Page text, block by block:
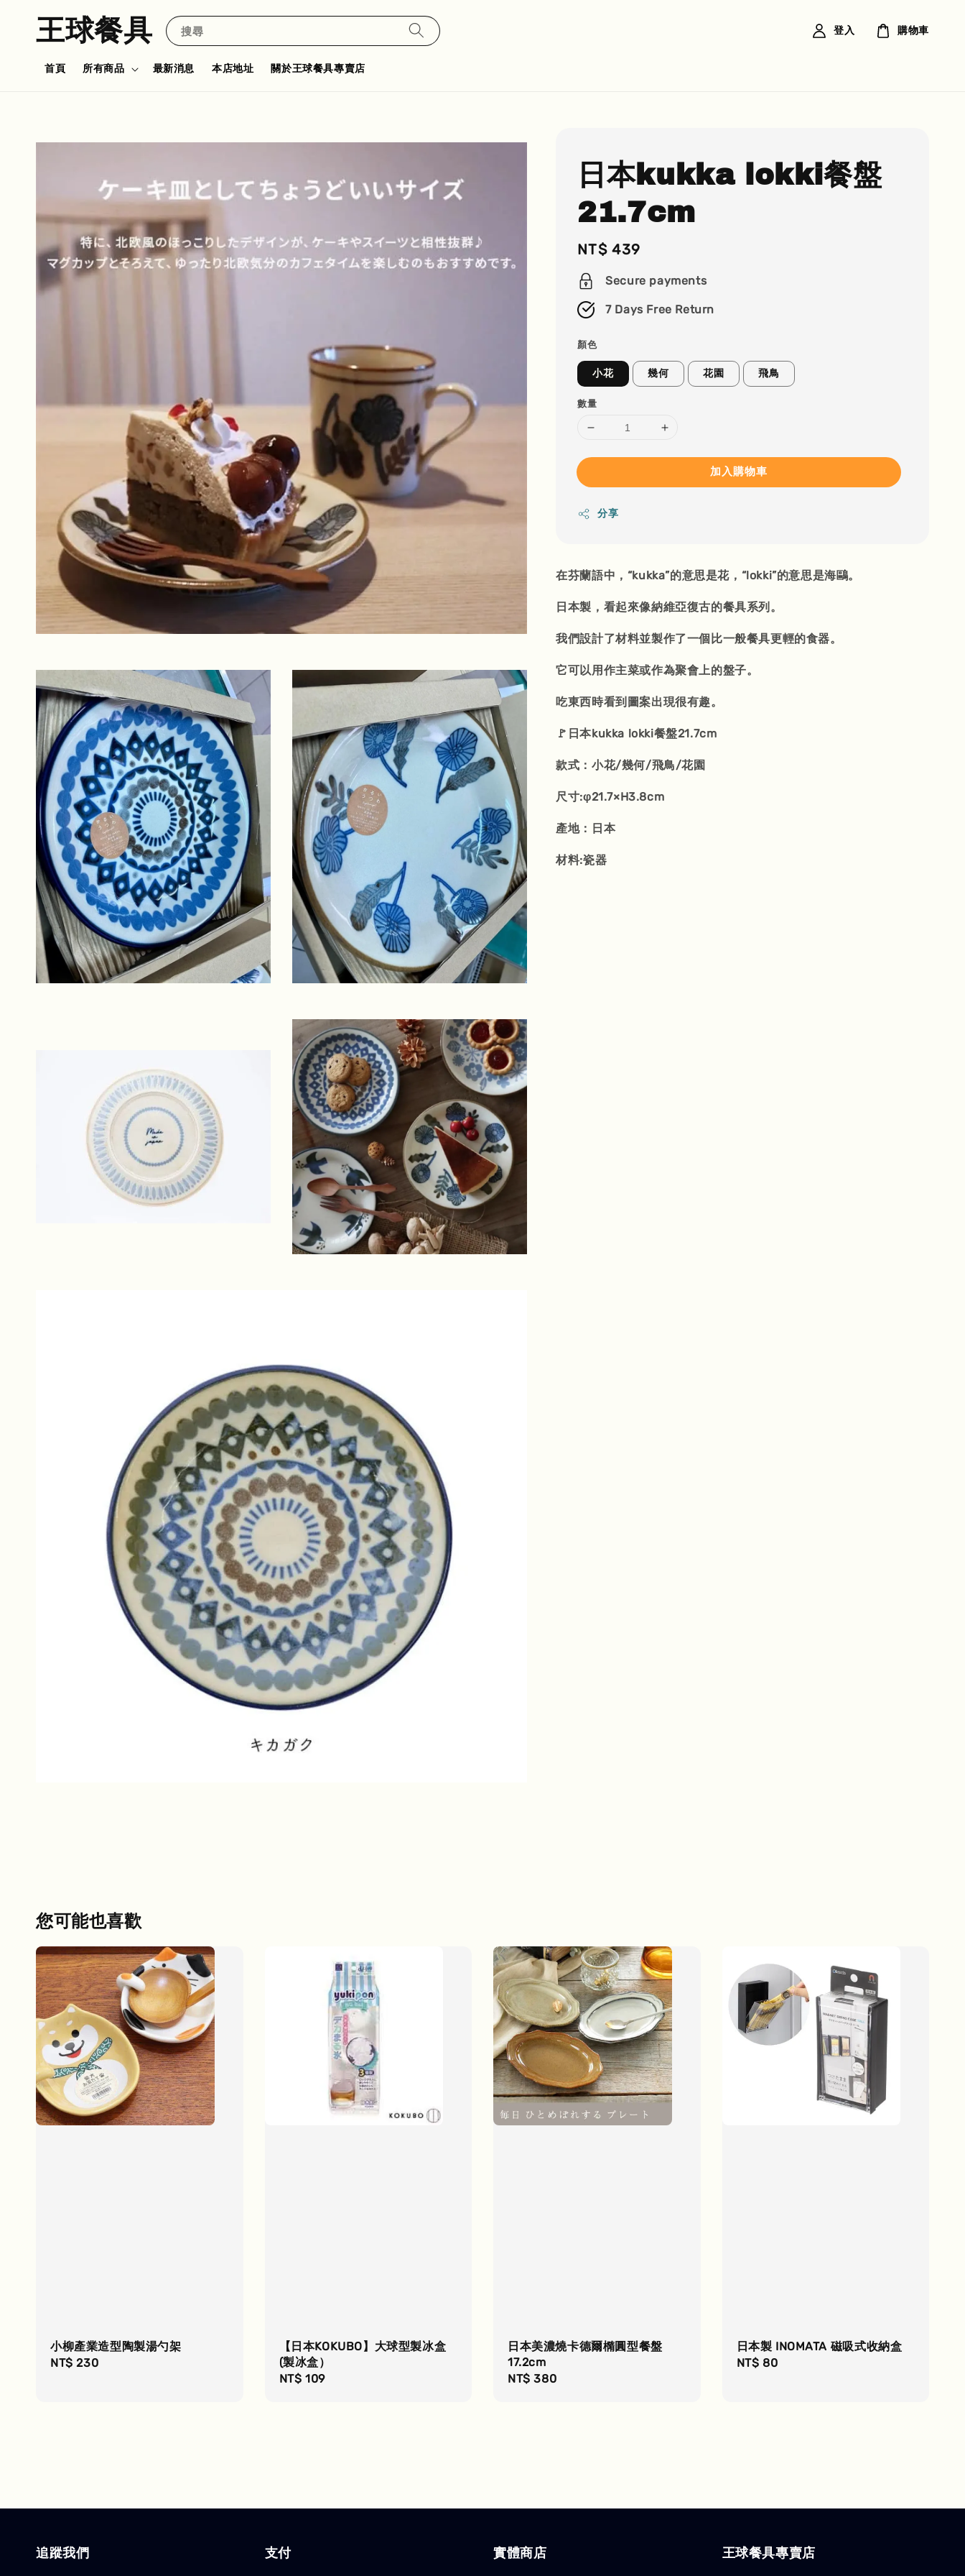
王球餐具 搜尋
首頁 所有商品 最新消息 本店地址 關於王球餐具專賣店
登入 購物車
日本kukka lokki餐盤
21.7cm
Regular
price
NT$ 439
Secure payments
7 Days Free Return
顏色
小花 幾何 花園 飛鳥
數量
加入購物車
分享
在芬蘭語中，“kukka”的意思是花，“lokki”的意思是海鷗。
日本製，看起來像納維亞復古的餐具系列。
我們設計了材料並製作了一個比一般餐具更輕的食器。
它可以用作主菜或作為聚會上的盤子。
吃東西時看到圖案出現很有趣。
🚩日本kukka lokki餐盤21.7cm
款式：小花/幾何/飛鳥/花園
尺寸:φ21.7×H3.8cm
產地：日本
材料:瓷器
您可能也喜歡
小柳產業造型陶製湯勺架
Regular
NT$ 230
【日本KOKUBO】大球型製冰盒
(製冰盒）
Regular
NT$ 109
日本美濃燒卡德爾橢圓型餐盤
17.2cm
Regular
NT$ 380
日本製 INOMATA 磁吸式收納盒
Regular
NT$ 80
追蹤我們 支付 實體商店 王球餐具專賣店